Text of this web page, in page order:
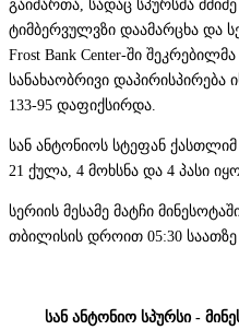
გაიმართა, სადაც სპურსმა
ტიმბერვულვზი დაამარცხა და
Frost Bank Center-ში
სანახაობრივი
133-95 დაფიქსირდა.
სან ანტონიოს სტეფან
21 ქულა, 4 მოხსნა და 4 პასი
სერიის მესამე მატჩი
თბილისის დროით 05:30 საათზე
სან ანტონიო სპურსი -